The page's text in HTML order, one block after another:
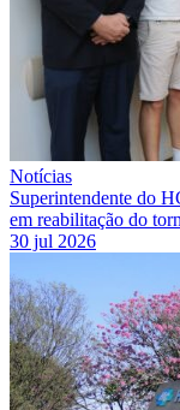
Notícias
Superintendente do
em reabilitação do
30 jul 2026